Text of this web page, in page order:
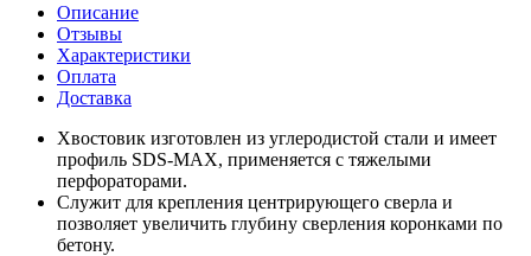
Описание
Отзывы
Характеристики
Оплата
Доставка
Хвостовик изготовлен из углеродистой стали и имеет
профиль SDS-MAX, применяется с тяжелыми
перфораторами.
Служит для крепления центрирующего сверла и
позволяет увеличить глубину сверления коронками по
бетону.